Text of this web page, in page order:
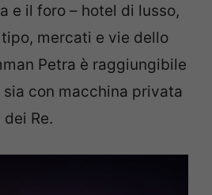
e il foro – hotel di lusso,
mercati e vie dello
Petra è raggiungibile
sia con macchina privata
Re.